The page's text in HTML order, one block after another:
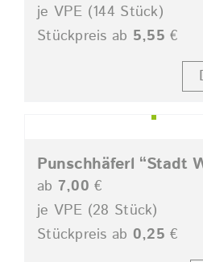
je VPE (144 Stück)
Stückpreis ab 5,55 €
Punschhäferl “Stadt
ab 7,00 €
je VPE (28 Stück)
Stückpreis ab 0,25 €